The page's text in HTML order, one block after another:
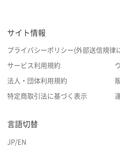
サイト情報
プライバシーポリシー(外部送信規律
サービス利用規約
法人・団体利用規約
特定商取引法に基づく表示
言語切替
JP/EN